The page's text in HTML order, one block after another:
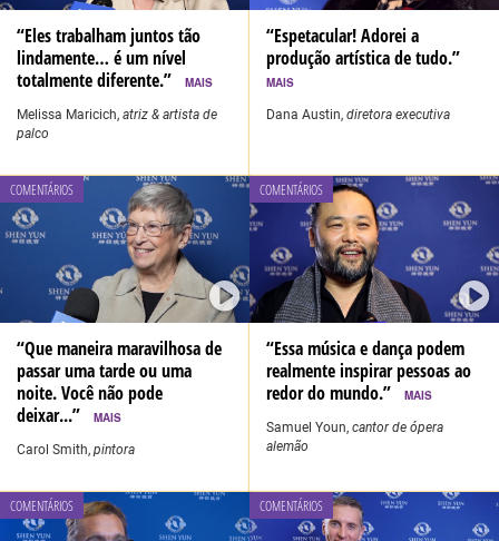
“Eles trabalham juntos tão
lindamente… é um nível
totalmente diferente.”
MAIS
Melissa Maricich,atriz & artista de
palco
“Espetacular! Adorei a
produção artística de tudo.”
MAIS
Dana Austin,diretora executiva
COMENTÁRIOS
“Que maneira maravilhosa de
passar uma tarde ou uma
noite. Você não pode
deixar...”
MAIS
Carol Smith,pintora
COMENTÁRIOS
“Essa música e dança podem
realmente inspirar pessoas ao
redor do mundo.”MAIS
Samuel Youn,cantor de ópera
alemão
COMENTÁRIOS COMENTÁRIOS